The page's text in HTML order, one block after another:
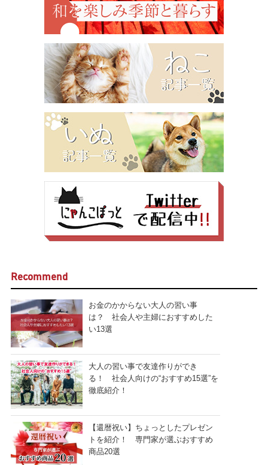
Recommend
お金のかからない大人の習い事
は？ 社会人や主婦におすすめした
い13選
大人の習い事で友達作りができ
る！ 社会人向けの“おすすめ15選”を
徹底紹介！
【還暦祝い】ちょっとしたプレゼン
トを紹介！ 専門家が選ぶおすすめ
商品20選